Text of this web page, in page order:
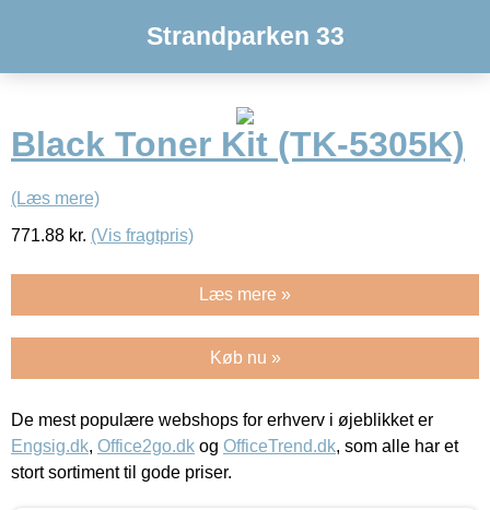
Strandparken 33
Black Toner Kit (TK-5305K)
(Læs mere)
771.88 kr. (Vis fragtpris)
Læs mere »
Køb nu »
De mest populære webshops for erhverv i øjeblikket er
Engsig.dk, Office2go.dk og OfficeTrend.dk, som alle har et
stort sortiment til gode priser.